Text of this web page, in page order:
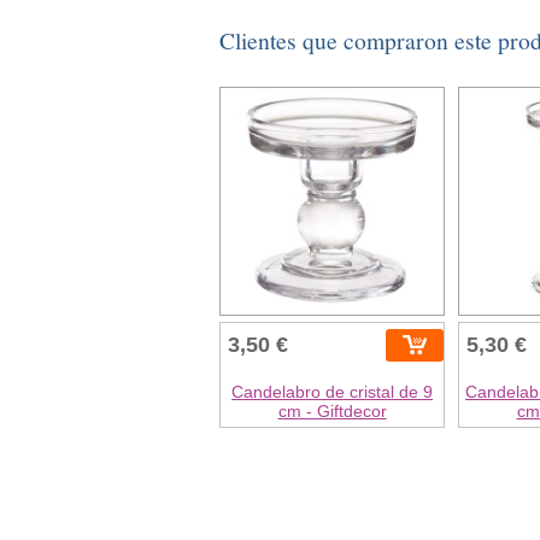
Clientes que compraron este
3,50 €
Candelabro de cristal de 9
cm - Giftdecor
5,30 €